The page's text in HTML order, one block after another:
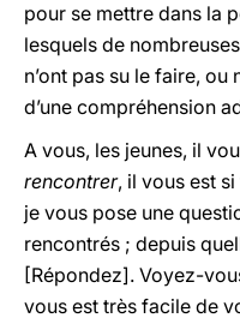
pour se mettre dans la
lesquels de
n’ont pas su le faire, ou
d’une compréhension
A vous, les jeunes, il
rencontrer, il vous est
je vous pose une
rencontrés ; depuis
[Répondez]. Voyez-
vous est très facile de